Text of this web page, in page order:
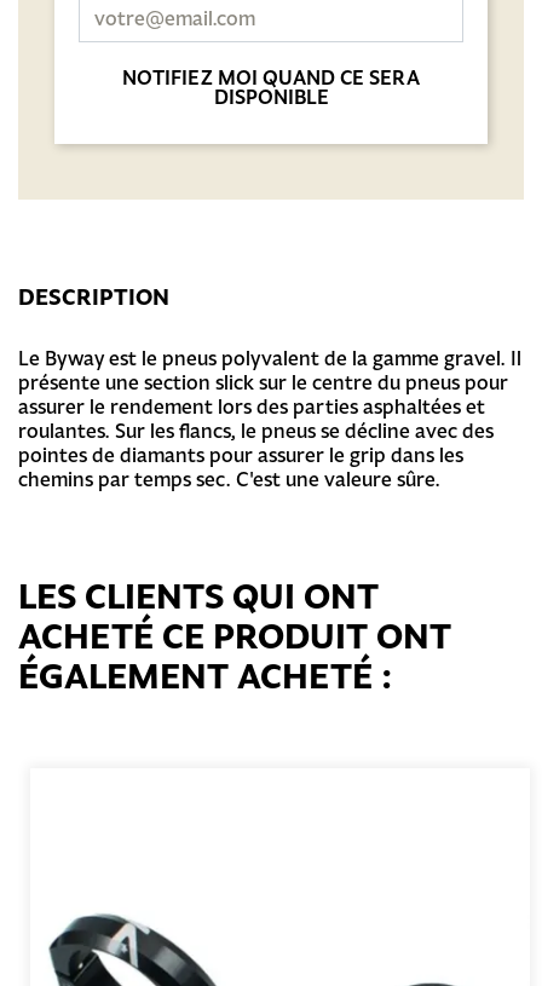
NOTIFIEZ MOI QUAND CE SERA
DISPONIBLE
DESCRIPTION
Le Byway est le pneus polyvalent de la gamme gravel. Il
présente une section slick sur le centre du pneus pour
assurer le rendement lors des parties asphaltées et
roulantes. Sur les flancs, le pneus se décline avec des
pointes de diamants pour assurer le grip dans les
chemins par temps sec. C'est une valeure sûre.
LES CLIENTS QUI ONT
ACHETÉ CE PRODUIT ONT
ÉGALEMENT ACHETÉ :